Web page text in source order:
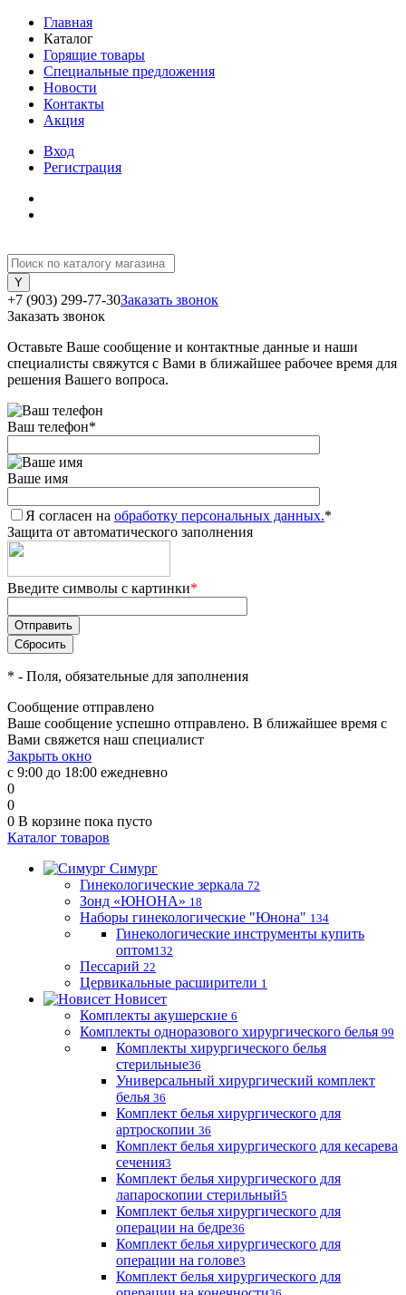
Главная
Каталог
Горящие товары
Специальные предложения
Новости
Контакты
Акция
Вход
Регистрация
+7 (903) 299-77-30Заказать звонок
Заказать звонок
Оставьте Ваше сообщение и контактные данные и наши
специалисты свяжутся с Вами в ближайшее рабочее время для
решения Вашего вопроса.
Ваш телефон*
Ваше имя
Я согласен на обработку персональных данных.*
Защита от автоматического заполнения
Введите символы с картинки*
* - Поля, обязательные для заполнения
Сообщение отправлено
Ваше сообщение успешно отправлено. В ближайшее время с
Вами свяжется наш специалист
Закрыть окно
с 9:00 до 18:00 ежедневно
0
0
0 В корзине пока пусто
Каталог товаров
Симург
Гинекологические зеркала 72
Зонд «ЮНОНА» 18
Наборы гинекологические "Юнона" 134
Гинекологические инструменты купить
оптом132
Пессарий 22
Цервикальные расширители 1
Новисет
Комплекты акушерские 6
Комплекты одноразового хирургического белья 99
Комплекты хирургического белья
стерильные36
Универсальный хирургический комплект
белья 36
Комплект белья хирургического для
артроскопии 36
Комплект белья хирургического для кесарева
сечения3
Комплект белья хирургического для
лапароскопии стерильный5
Комплект белья хирургического для
операции на бедре36
Комплект белья хирургического для
операции на голове3
Комплект белья хирургического для